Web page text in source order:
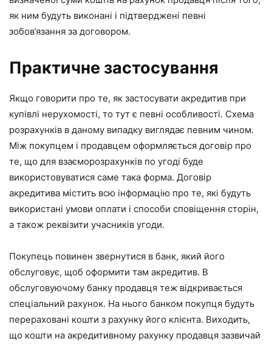
як ним будуть виконані і підтверджені певні
зобов’язання за договором.
Практичне застосування
Якщо говорити про те, як застосувати акредитив при
купівлі нерухомості, то тут є певні особливості. Схема
розрахунків в даному випадку виглядає певним чином.
Між покупцем і продавцем оформляється договір про
те, що для взаєморозрахунків по угоді буде
використовуватися саме така форма. Договір
акредитива містить всю інформацію про те, які будуть
використані умови оплати і способи сповіщення сторін,
а також реквізити учасників угоди.
Покупець повинен звернутися в банк, який його
обслуговує, щоб оформити там акредитив. В
обслуговуючому банку продавця теж відкривається
спеціальний рахунок. На нього банком покупця будуть
перераховані кошти з рахунку його клієнта. Виходить,
що кошти на акредитивному рахунку продавця зазвичай